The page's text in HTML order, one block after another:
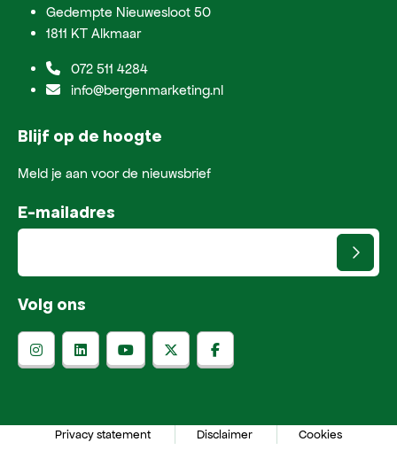
Gedempte Nieuwesloot 50
1811 KT Alkmaar
072 511 4284
info@bergenmarketing.nl
Blijf op de hoogte
Meld je aan voor de nieuwsbrief
E-mailadres
Volg ons
Privacy statement Disclaimer Cookies